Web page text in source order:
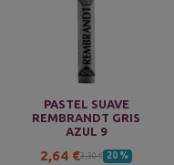
PASTEL SUAVE
REMBRANDT GRIS
AZUL 9
2,64 €3,30 € 20 %